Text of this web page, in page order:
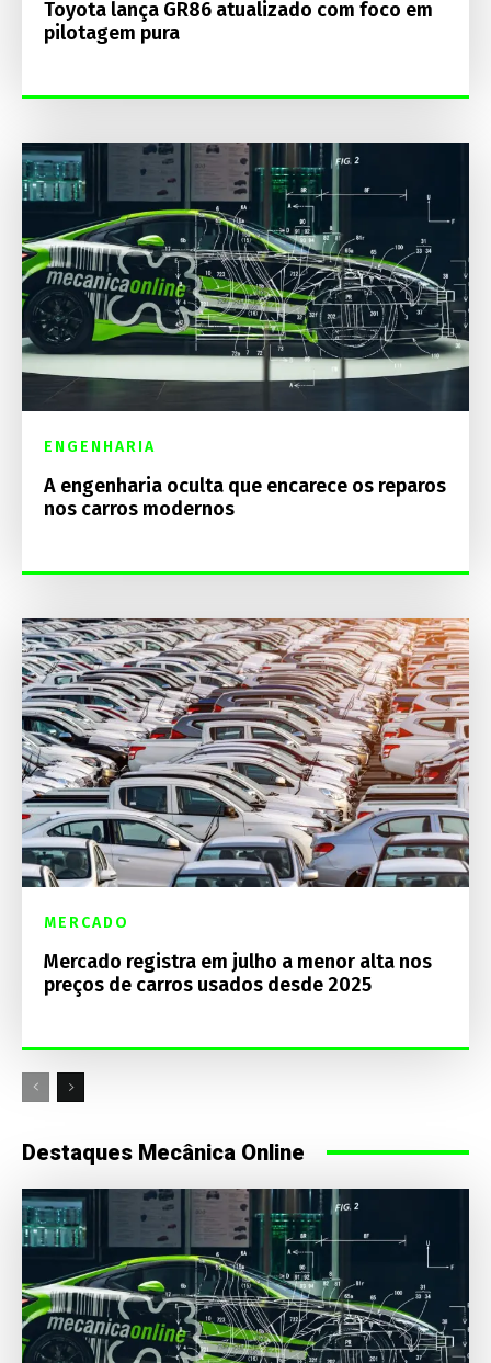
Toyota lança GR86 atualizado com foco em
pilotagem pura
ENGENHARIA
A engenharia oculta que encarece os reparos
nos carros modernos
MERCADO
Mercado registra em julho a menor alta nos
preços de carros usados desde 2025
Destaques Mecânica Online